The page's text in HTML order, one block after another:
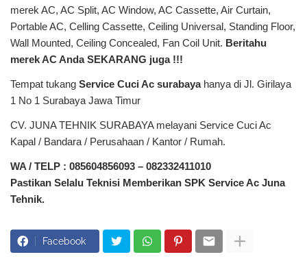
merek AC, AC Split, AC Window, AC Cassette, Air Curtain,
Portable AC, Celling Cassette, Ceiling Universal, Standing Floor,
Wall Mounted, Ceiling Concealed, Fan Coil Unit. Beritahu
merek AC Anda SEKARANG juga !!!
Tempat tukang Service Cuci Ac surabayahanya di Jl. Girilaya
1 No 1 Surabaya Jawa Timur
CV. JUNA TEHNIK SURABAYA melayani Service Cuci Ac
Kapal / Bandara / Perusahaan / Kantor / Rumah.
WA / TELP : 085604856093 – 082332411010
Pastikan Selalu Teknisi Memberikan SPK Service Ac Juna
Tehnik.
Facebook